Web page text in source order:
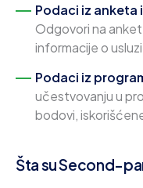
Podaci iz
Odgovori na
informacije o
Podaci iz
učestvovanju u
bodovi,
Šta su Second-